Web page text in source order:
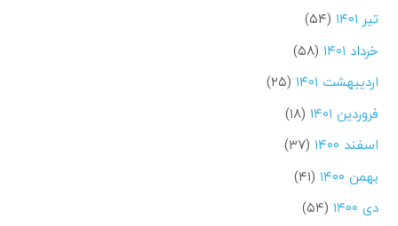
تیر ۱۴۰۱
(۵۴)
خرداد ۱۴۰۱
(۵۸)
اردیبهشت ۱۴۰۱
(۲۵)
فروردین ۱۴۰۱
(۱۸)
اسفند ۱۴۰۰
(۳۷)
بهمن ۱۴۰۰
(۴۱)
دی ۱۴۰۰
(۵۴)